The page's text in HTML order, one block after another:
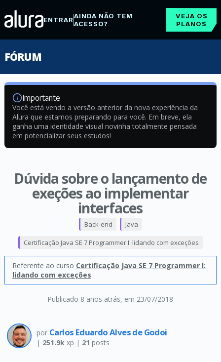
ENTRARAINDA NÃO TEM
ACESSO?
VEJA OS
PLANOS
FÓRUM
Importante
Você está vendo a versão anterior da nova experiência da
Alura que estamos preparando para você. Em breve, ela
ganha uma identidade visual novinha totalmente pensada
em potencializar seus estudos!
Dúvida sobre o lançamento de
exeções ao implementar
interfaces
Publicado 8 anos atrás, em 23/07/2018
Back-end Java
Certificação Java SE 7 Programmer I: lidando com exceções
Referente ao curso Certificação Java SE 7 Programmer I:
lidando com exceções
por Carlos Eduardo Alves de Godoi
| 251.9kxp | 21 posts